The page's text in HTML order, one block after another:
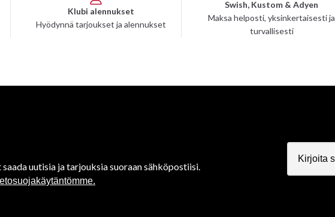
Klubi alennukset
Hyödynnä tarjoukset ja alennukset
Swish, Kustom & Adyen
Maksa helposti, yksinkertaisesti ja
turvallisesti
uutisia ja tarjouksia suoraan sähköpostiisi.